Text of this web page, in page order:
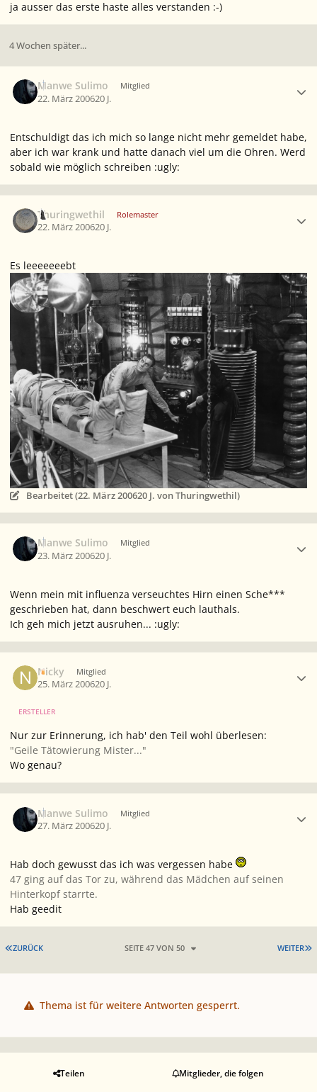
ja ausser das erste haste alles verstanden :-)
4 Wochen später...
Manwe Sulimo Mitglied
22. März 200620 J.
Entschuldigt das ich mich so lange nicht mehr gemeldet habe,
aber ich war krank und hatte danach viel um die Ohren. Werd
sobald wie möglich schreiben :ugly:
Thuringwethil Rolemaster
22. März 200620 J.
Es leeeeeeebt
Bearbeitet (22. März 200620 J. von Thuringwethil)
Manwe Sulimo Mitglied
23. März 200620 J.
Wenn mein mit influenza verseuchtes Hirn einen Sche***
geschrieben hat, dann beschwert euch lauthals.
Ich geh mich jetzt ausruhen... :ugly:
Nicky Mitglied
25. März 200620 J.
ERSTELLER
Nur zur Erinnerung, ich hab' den Teil wohl überlesen:
"Geile Tätowierung Mister..."
Wo genau?
Manwe Sulimo Mitglied
27. März 200620 J.
Hab doch gewusst das ich was vergessen habe
47 ging auf das Tor zu, während das Mädchen auf seinen
Hinterkopf starrte.
Hab geedit
ERSTE SEITE
ZURÜCK WEITER
SEITE 47 VON 50
Thema ist für weitere Antworten gesperrt.
Teilen Mitglieder, die folgen